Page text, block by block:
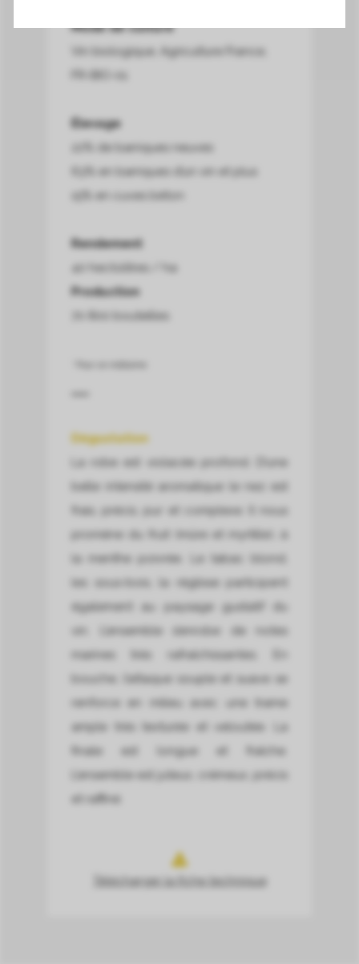
Mode de culture
Vin biologique, Agriculture France,
Élevage
22% de barriques neuves
63% en barriques d’un vin et plus
15% en cuves béton
Rendement
40 hectolitres / ha
Production
70 800 bouteilles
Dégustation
La robe est violacée profond. D’une
belle intensité aromatique le nez est
frais, précis, pur et complexe. Il nous
promène du fruit (mûre et myrtille), à
la menthe poivrée. Le tabac blond,
les sous-bois, la réglisse participent
également au paysage gustatif du
vin. L’ensemble s’enrobe de notes
marines très rafraîchissantes. En
bouche, l’attaque souple et suave se
renforce en milieu avec une trame
ample très texturée et veloutée. La
finale est longue et fraîche.
L’ensemble est juteux, crémeux, précis
et raffiné.
Télécharger la fiche technique